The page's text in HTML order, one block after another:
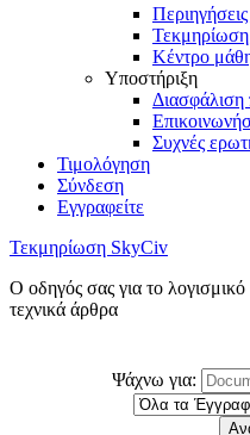
Τεκμηρίωση
Κέντρο
Υποστήριξη
Διασφάλιση
Συχνές
Τιμολόγηση
Σύνδεση
Εγγραφείτε
Τεκμηρίωση SkyCiv
Ο οδηγός σας για το
τεχνικά άρθρα
Ψάχνω για: